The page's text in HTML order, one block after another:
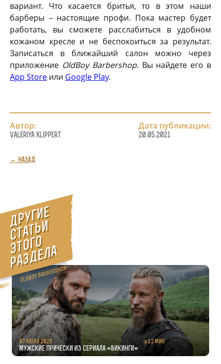
вариант. Что касается бритья, то в этом наши
барберы – настоящие профи. Пока мастер будет
работать, вы сможете расслабиться в удобном
кожаном кресле и не беспокоиться за результат.
Записаться в ближайший салон можно через
приложение OldBoy Barbershop. Вы найдете его в
App Store или Google Play.
Автор:
Valeriya Klippert
Дата публикации:
20.05.2021
← НАЗАД
Д
р
у
г
и
е
с
т
а
т
ь
и
э
т
о
г
о
р
а
з
д
е
л
а
Oldboy Barbershop
07 июня 2025 12 мин
Мужские прически из сериала «Викинги»